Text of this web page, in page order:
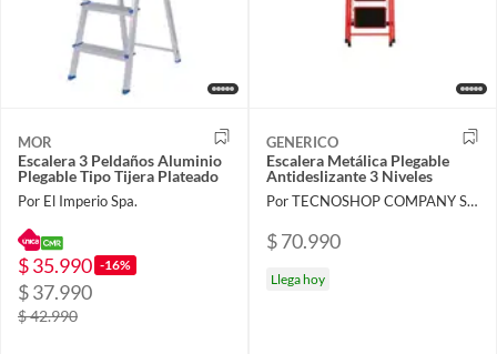
MOR
Escalera 3 Peldaños Aluminio
Plegable Tipo Tijera Plateado
Por El Imperio Spa.
$ 35.990 -16%
$ 37.990
$ 42.990
GENERICO
Escalera Metálica Plegable
Antideslizante 3 Niveles
Por TECNOSHOP COMPANY SPA
$ 70.990
Llega hoy